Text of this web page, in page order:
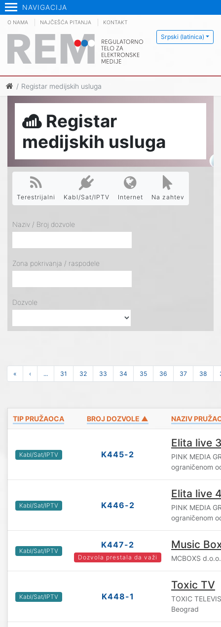
NAVIGACIJA
Srpski (latinica)
O NAMA NAJČEŠĆA PITANJA KONTAKT
Registar medijskih usluga
Registar
medijskih usluga
Terestrijalni Kabl/Sat/IPTV Internet Na zahtev
Naziv / Broj dozvole
Zona pokrivanja / raspodele
Dozvole
« ‹ ... 31 32 33 34 35 36 37 38
TIP PRUŽAOCA BROJ DOZVOLE ▲ NAZIV
Kabl/Sat/IPTV K445-2
Elita live
PINK MEDIA
ograničenom
Kabl/Sat/IPTV K446-2
Elita live
PINK MEDIA
ograničenom
Kabl/Sat/IPTV
K447-2
Dozvola prestala da važi
Music
MCBOXS
Kabl/Sat/IPTV K448-1
Toxic TV
TOXIC
Beograd